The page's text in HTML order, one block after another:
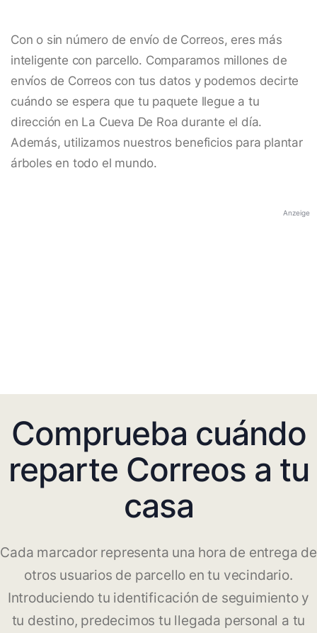
Con o sin número de envío de Correos, eres más
inteligente con parcello. Comparamos millones de
envíos de Correos con tus datos y podemos decirte
cuándo se espera que tu paquete llegue a tu
dirección en La Cueva De Roa durante el día.
Además, utilizamos nuestros beneficios para plantar
árboles en todo el mundo.
Anzeige
Comprueba cuándo
reparte Correos a tu
casa
Cada marcador representa una hora de entrega de
otros usuarios de parcello en tu vecindario.
Introduciendo tu identificación de seguimiento y
tu destino, predecimos tu llegada personal a tu